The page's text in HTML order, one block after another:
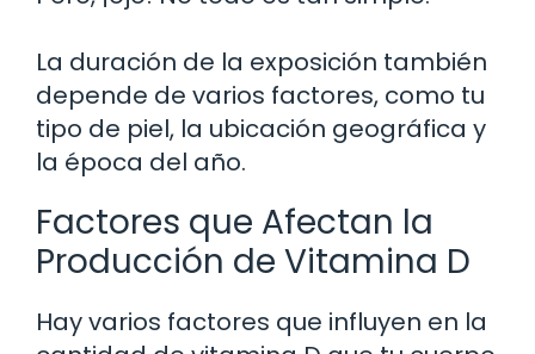
La duración de la exposición también
depende de varios factores, como tu
tipo de piel, la ubicación geográfica y
la época del año.
Factores que Afectan la
Producción de Vitamina D
Hay varios factores que influyen en la